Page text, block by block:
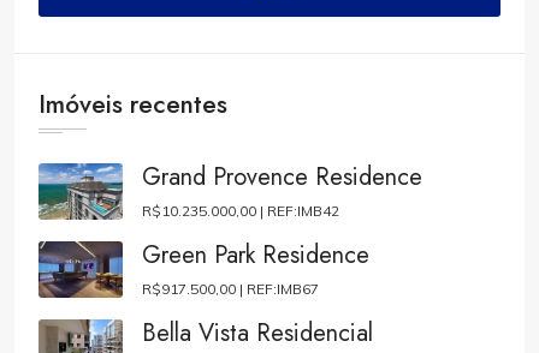
Imóveis recentes
Grand Provence Residence
R$10.235.000,00 | REF:IMB42
Green Park Residence
R$917.500,00 | REF:IMB67
Bella Vista Residencial